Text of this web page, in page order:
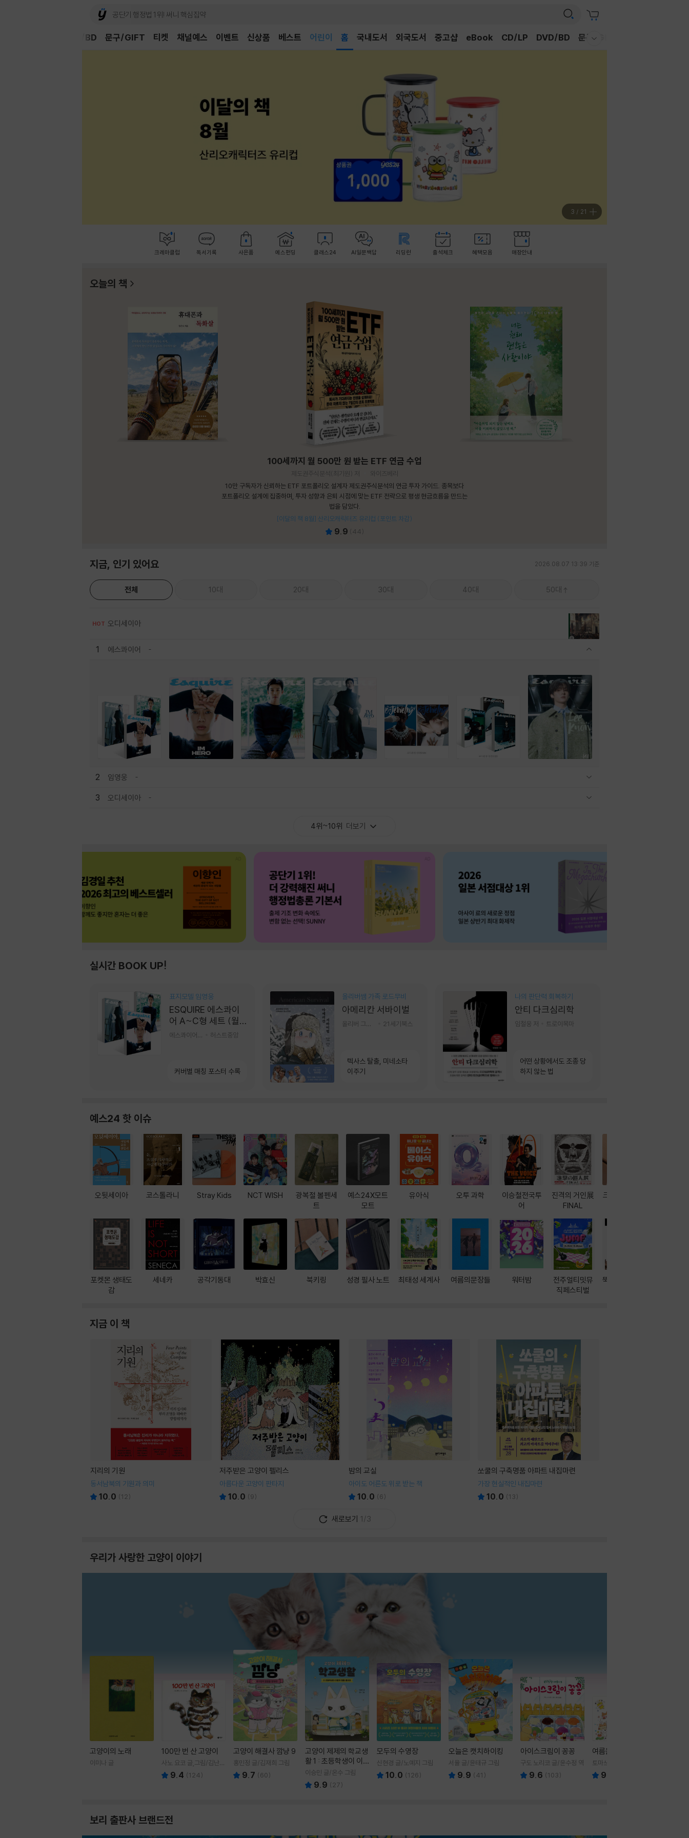
채널예스 이벤트 신상품 베스트
독후감
어린이
홈 국내도서 외국도서 중고샵 eBook CD/LP DVD/BD 문구/GIFT
DVD/BD 문구/GIFT 티켓
3 / 21
크레마클럽 독서기록 사은품 예스펀딩 클래스24 AI일문백답 리딩런 출석체크 혜택모음 매장안내
오늘의 책
100세까지 월 500만 원 받는 ETF 연금 수업
제도권주식분석(최기원) 저
와이즈베리
10만 구독자가 신뢰하는 ETF 포트폴리오 설계자 제도권주식분석의 연금 투자 가이드. 종목보다
포트폴리오 설계에 집중하며, 투자 성향과 은퇴 시점에 맞는 ETF 전략으로 평생 현금흐름을 만드는
법을 담았다.
[이달의 책 8월] 산리오캐릭터즈 유리컵 (포인트 차감)
9.9 44
지금, 인기 있어요 2026.08.07 13:39 기준
전체 10대 20대 30대 40대 50대
HOT 오디세이아
1 에스콰이어
2 임영웅
3 오디세이아
4위~10위 더보기
실시간 BOOK UP!
표지모델 임영웅
ESQUIRE 에스콰이
어 A~C형 세트 (월
간) : 9월 [2026]
허스트중앙
커버별 매칭 포스터 수록
올리버쌤 가족 로드무비
아메리칸 서바이벌
21세기북스
텍사스 탈출, 미네소타
이주기
나의 판단력 회복하기
안티 다크심리학
임철웅 저 트로이목마
어떤 상황에서도 조종 당
하지 않는 법
예스24 핫 이슈
오뒷세이아
포켓몬 생태도
감
코스톨라니
세네카
Stray Kids
공각기동대
NCT WISH
박효신
광복절 볼펜세
트
북키링
예스24X모트
모트
성경 필사 노트
유아식
최태성 세계사
오투 과학
여름의문장들
이승철전국투
어
워터밤
진격의 거인展
FINAL
전주얼티밋뮤
직페스티벌
크레마 이북 리
뚝딱! AI 3대장
지금 이 책
지리의 기원
동서남북의 기원과 의미
10.0 (12)
저주받은 고양이 펠리스
아름다운 고양이 판타지
10.0 (9)
밤의 교실
아이도 어른도 위로 받는 책
10.0 (6)
쏘쿨의 구축명품 아파트 내집마련
가장 현실적인 내집마련
10.0 (13)
새로보기 1/3
우리가 사랑한 고양이 이야기
고양이의 노래
이미나 글
100만 번 산 고양이
사노 요코 글,그림/김난주
역 9.4 (124)
고양이 해결사 깜냥 9
홍민정 글/김재희 그림
9.7 (60)
고양이 제제의 학교생
활 1 : 초등학생이 이
렇게 힘들 줄이야
이승민 글/온수 그림
9.9 ( 27)
모두의 수영장
신현경 글/노예지 그림
10.0 (126)
오늘은 캣치하이킹
서율 글/윤태규 그림
9.9 (41 )
아이스크림이 꽁꽁
구도 노리코 글/윤수정 역
9.6 (103)
여름을 부탁해
토마쓰리 글그림
9.8
보리 출판사 브랜드전